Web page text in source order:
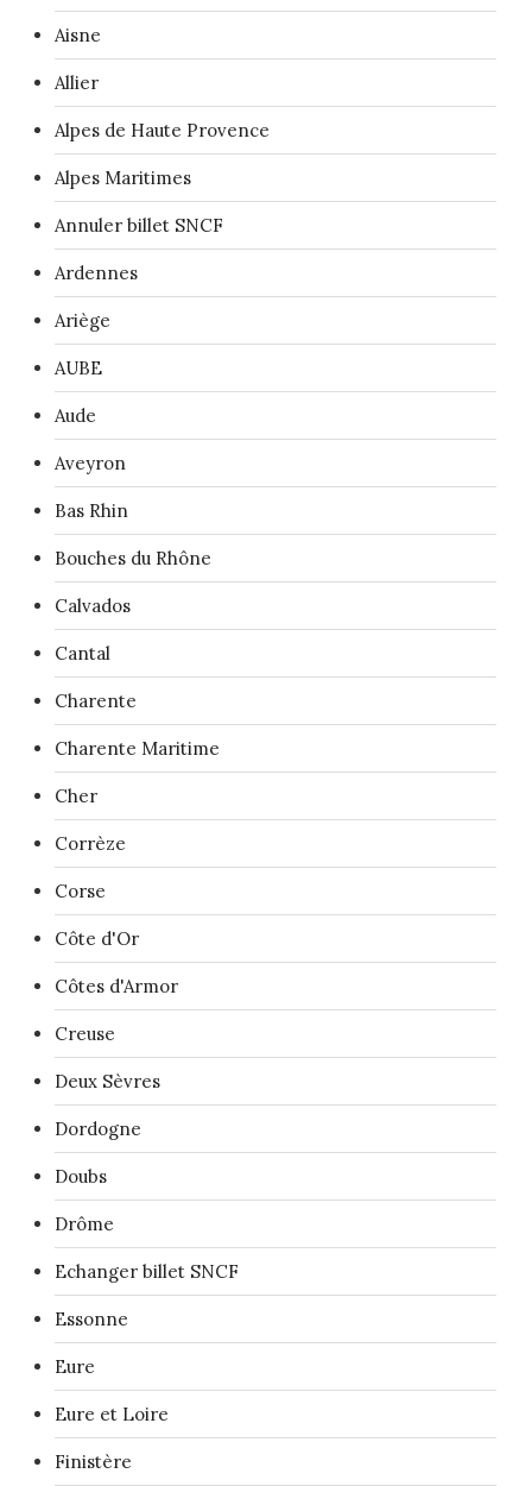
Aisne
Allier
Alpes de Haute Provence
Alpes Maritimes
Annuler billet SNCF
Ardennes
Ariège
AUBE
Aude
Aveyron
Bas Rhin
Bouches du Rhône
Calvados
Cantal
Charente
Charente Maritime
Cher
Corrèze
Corse
Côte d'Or
Côtes d'Armor
Creuse
Deux Sèvres
Dordogne
Doubs
Drôme
Echanger billet SNCF
Essonne
Eure
Eure et Loire
Finistère